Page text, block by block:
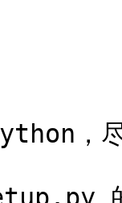
，